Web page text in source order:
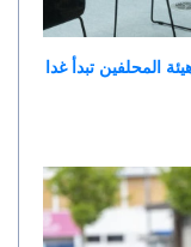
المحلفين تبدأ غدا